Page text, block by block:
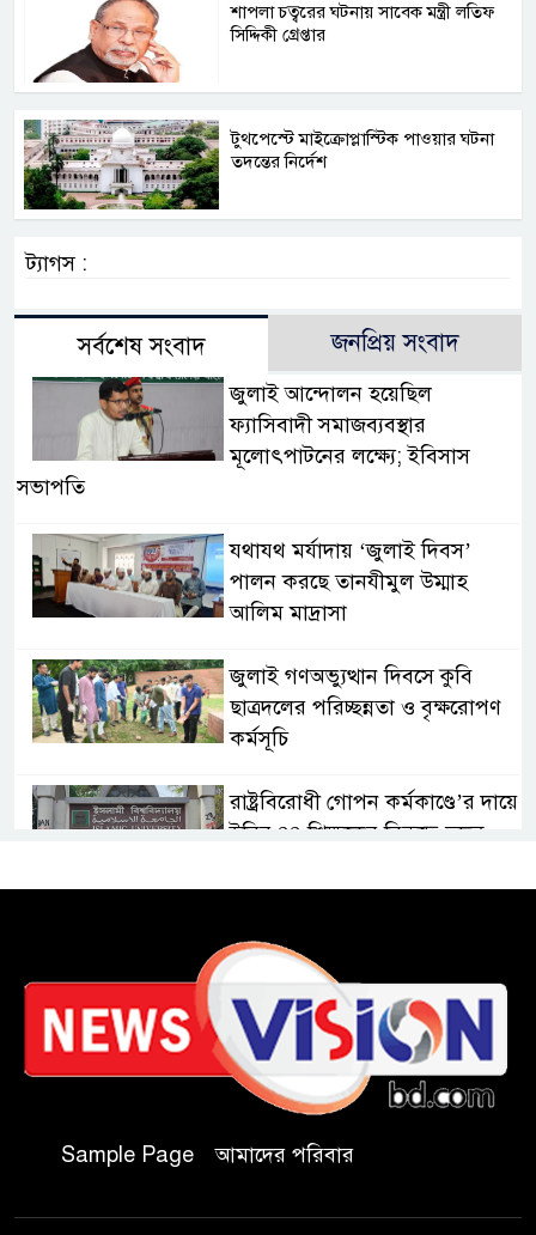
শাপলা চত্বরের ঘটনায় সাবেক মন্ত্রী লতিফ
সিদ্দিকী গ্রেপ্তার
টুথপেস্টে মাইক্রোপ্লাস্টিক পাওয়ার ঘটনা
তদন্তের নির্দেশ
ট্যাগস :
সর্বশেষ সংবাদ জনপ্রিয় সংবাদ
জুলাই আন্দোলন হয়েছিল
ফ্যাসিবাদী সমাজব্যবস্থার
মূলোৎপাটনের লক্ষ্যে; ইবিসাস
সভাপতি
যথাযথ মর্যাদায় ‘জুলাই দিবস’
পালন করছে তানযীমুল উম্মাহ
আলিম মাদ্রাসা
জুলাই গণঅভ্যুত্থান দিবসে কুবি
ছাত্রদলের পরিচ্ছন্নতা ও বৃক্ষরোপণ
কর্মসূচি
রাষ্ট্রবিরোধী গোপন কর্মকাণ্ডে’র দায়ে
ইবির ৪৪ শিক্ষকের বিরুদ্ধে তদন্ত
দিবস উপলক্ষ্যে আলোচনা সভা ও
সংবর্ধনা অনুষ্ঠান অনুষ্ঠিত
গণভোটের রায় জুলাই সনদ
বাস্তবায়নের আহ্বান,ইসলামপুরে
জামায়াতের গণমিছিল ও সমাবেশ
Sample Page আমাদের পরিবার